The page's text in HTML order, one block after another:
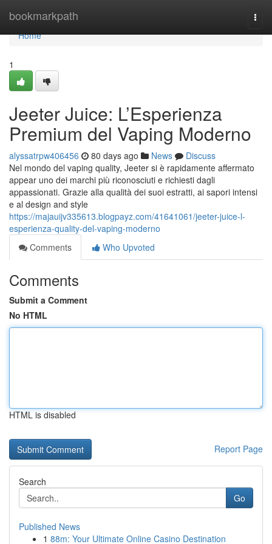
bookmarkpath
Home
Home
1
Jeeter Juice: L’Esperienza
Premium del Vaping Moderno
alyssatrpw406456 80 days ago News
Discuss
Nel mondo del vaping quality, Jeeter si è rapidamente affermato
appear uno dei marchi più riconosciuti e richiesti dagli
appassionati. Grazie alla qualità dei suoi estratti, ai sapori intensi
e al design and style
https://majauijv335613.blogpayz.com/41641061/jeeter-juice-l-
esperienza-quality-del-vaping-moderno
Comments
Who Upvoted
Comments
Submit a Comment
No HTML
HTML is disabled
Report Page
Search
Go
Published News
1 88m: Your Ultimate Online Casino Destination